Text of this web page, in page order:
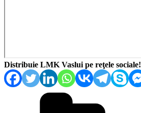
Distribuie LMK Vaslui pe reţele sociale!